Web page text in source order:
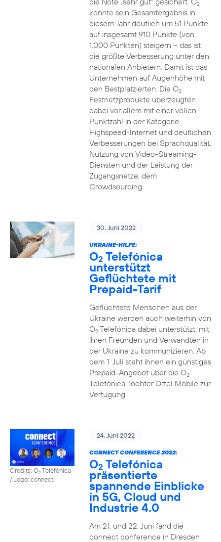
2
konnte sein Gesamtergebnis in
diesem Jahr deutlich um 51 Punkte
auf insgesamt 910 Punkte (von
1.000 Punkten) steigern – das ist
die größte Verbesserung unter den
nationalen Anbietern. Damit ist das
Unternehmen auf Augenhöhe mit
den Bestplatzierten. Die O2
Festnetzprodukte überzeugten
dabei vor allem mit einer vollen
Punktzahl in der Kategorie
Highspeed-Internet und deutlichen
Verbesserungen bei Sprachqualität,
Nutzung von Video-Streaming-
Diensten und der Leistung der
Zugangsnetze, dem
Crowdsourcing.
30. Juni 2022
UKRAINE-HILFE:
O2 Telefónica
unterstützt
Geflüchtete mit
Prepaid-Tarif
Geflüchtete Menschen aus der
Ukraine werden auch weiterhin von
O2Telefónica dabei unterstützt, mit
ihren Freunden und Verwandten in
der Ukraine zu kommunizieren. Ab
dem 1. Juli steht ihnen ein günstiges
Prepaid-Angebot über die O2
Telefónica Tochter Ortel Mobile zur
Verfügung.
Credits: O2Telefónica
/ Logo: connect
24. Juni 2022
CONNECT CONFERENCE 2022:
O2 Telefónica
präsentierte
spannende Einblicke
in 5G, Cloud und
Industrie 4.0
Am 21. und 22. Juni fand die
connect conference in Dresden